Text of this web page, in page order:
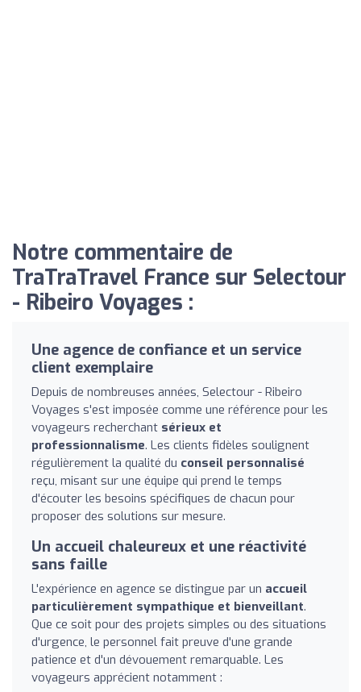
Notre commentaire de
TraTraTravel France sur Selectour
- Ribeiro Voyages :
Une agence de confiance et un service
client exemplaire
Depuis de nombreuses années, Selectour - Ribeiro
Voyages s'est imposée comme une référence pour les
voyageurs recherchant sérieux et
professionnalisme. Les clients fidèles soulignent
régulièrement la qualité du conseil personnalisé
reçu, misant sur une équipe qui prend le temps
d'écouter les besoins spécifiques de chacun pour
proposer des solutions sur mesure.
Un accueil chaleureux et une réactivité
sans faille
L'expérience en agence se distingue par un accueil
particulièrement sympathique et bienveillant.
Que ce soit pour des projets simples ou des situations
d'urgence, le personnel fait preuve d'une grande
patience et d'un dévouement remarquable. Les
voyageurs apprécient notamment :